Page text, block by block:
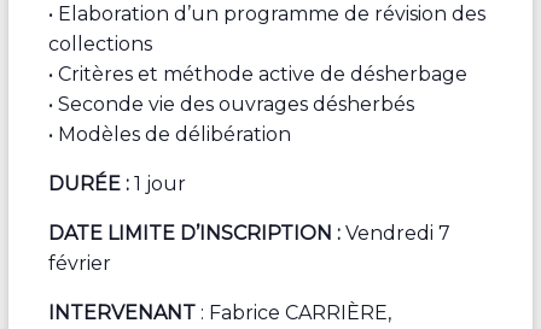
• Elaboration d’un programme de révision des
collections
• Critères et méthode active de désherbage
• Seconde vie des ouvrages désherbés
• Modèles de délibération
DURÉE :1 jour
DATE LIMITE D’INSCRIPTION :Vendredi 7
février
INTERVENANT: Fabrice CARRIÈRE,